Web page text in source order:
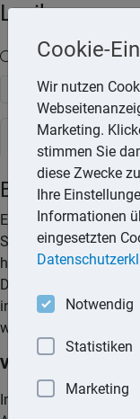
Lexika
Volltext-Suche in
Rechtslexikon
Ein Bußgeld im
Schon bei geringen
höher aus als bei
Deutschland. Ob
in Deutschland
welchem Land die
Verkehrsverstöße im
Im Regelfall werden
Cookie-
Wir nutzen
Marketing.
stimmen Sie
diese Zwecke
Ihre
Informationen
eingesetzten
Notwendig
Statistiken
Marketing